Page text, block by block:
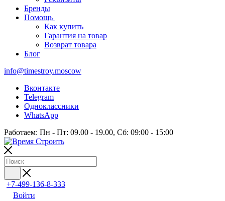
Бренды
Помощь
Как купить
Гарантия на товар
Возврат товара
Блог
info@timestroy.moscow
Вконтакте
Telegram
Одноклассники
WhatsApp
Работаем: Пн - Пт: 09.00 - 19.00, Сб: 09:00 - 15:00
+7-499-136-8-333
Войти